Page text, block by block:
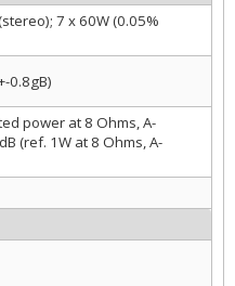
7 x 60W (0.05%
0.8gB)
power at 8 Ohms, A-
(ref. 1W at 8 Ohms, A-